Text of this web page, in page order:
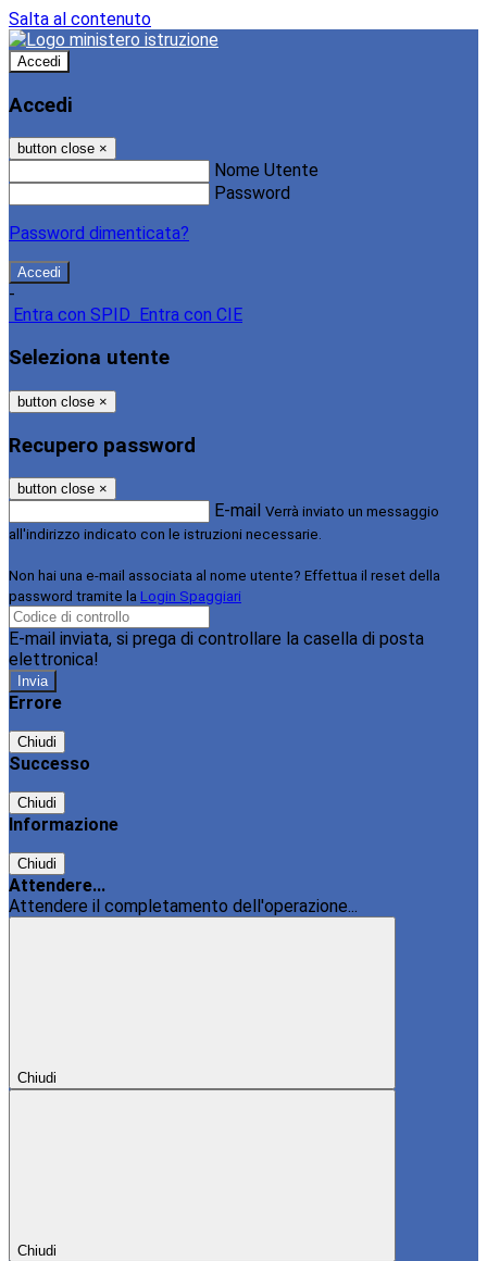
Salta al contenuto
Accedi
Accedi
button close ×
Nome Utente
Password
Password dimenticata?
-
Entra con SPID
Entra con CIE
Seleziona utente
button close ×
Recupero password
button close ×
E-mail Verrà inviato un messaggio
all'indirizzo indicato con le istruzioni necessarie.
Non hai una e-mail associata al nome utente? Effettua il reset della
password tramite la Login Spaggiari
E-mail inviata, si prega di controllare la casella di posta
elettronica!
Errore
Chiudi
Successo
Chiudi
Informazione
Chiudi
Attendere...
Attendere il completamento dell'operazione...
Chiudi
Chiudi